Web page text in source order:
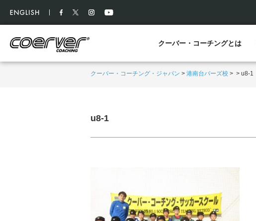
クーバー・コーチングとは
クーバー・コーチング・ジャパン > 港南台バーズ校 > > u8-1
u8-1